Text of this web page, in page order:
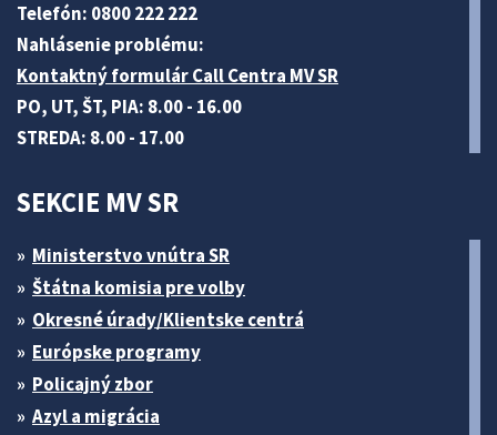
Telefón: 0800 222 222
Nahlásenie problému:
Kontaktný formulár Call Centra MV SR
PO, UT, ŠT, PIA: 8.00 - 16.00
STREDA: 8.00 - 17.00
SEKCIE MV SR
Ministerstvo vnútra SR
Štátna komisia pre volby
Okresné úrady/Klientske centrá
Európske programy
Policajný zbor
Azyl a migrácia